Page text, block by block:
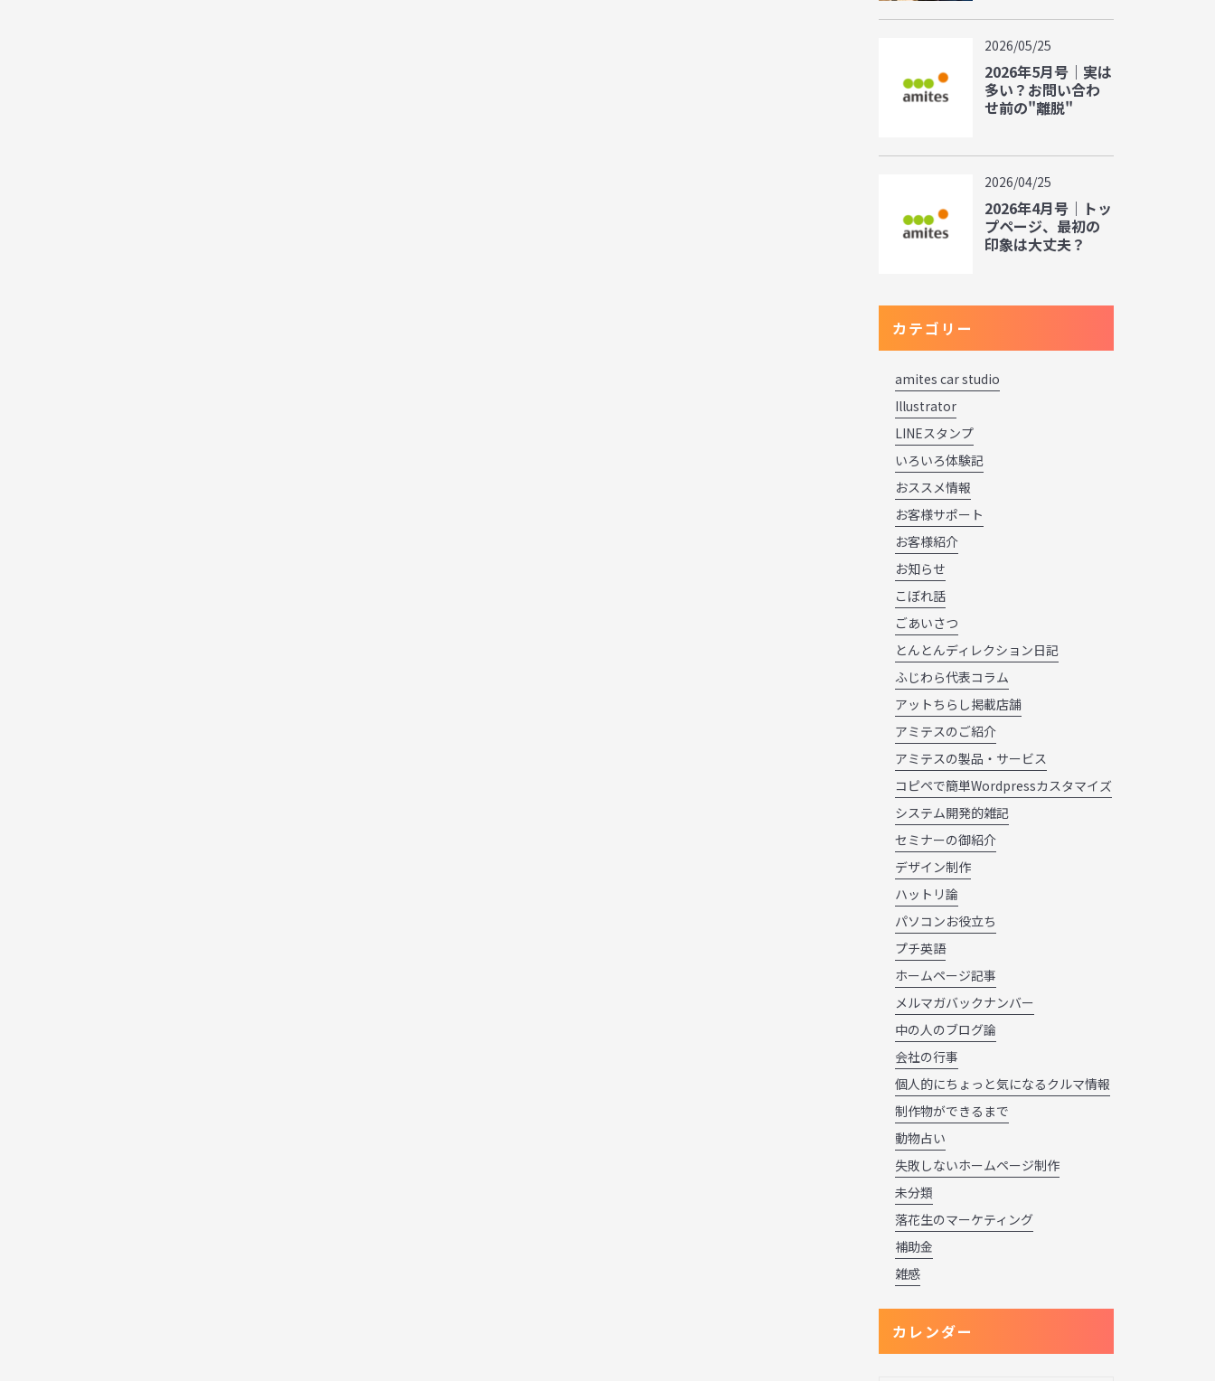
2026/05/25
2026年5月号｜実は
多い？お問い合わ
せ前の"離脱"
2026/04/25
2026年4月号｜トッ
プページ、最初の
印象は大丈夫？
カテゴリー
amites car studio
Illustrator
LINEスタンプ
いろいろ体験記
おススメ情報
お客様サポート
お客様紹介
お知らせ
こぼれ話
ごあいさつ
とんとんディレクション日記
ふじわら代表コラム
アットちらし掲載店舗
アミテスのご紹介
アミテスの製品・サービス
コピペで簡単Wordpressカスタマイズ
システム開発的雑記
セミナーの御紹介
デザイン制作
ハットリ論
パソコンお役立ち
プチ英語
ホームページ記事
メルマガバックナンバー
中の人のブログ論
会社の行事
個人的にちょっと気になるクルマ情報
制作物ができるまで
動物占い
失敗しないホームページ制作
未分類
落花生のマーケティング
補助金
雑感
カレンダー